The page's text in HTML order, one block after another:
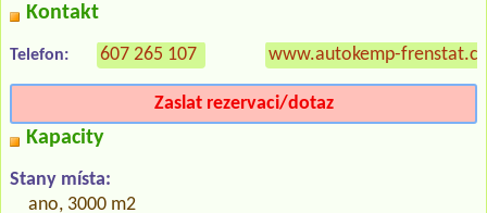
Kontakt
Telefon: 607 265 107 www.autokemp-frenstat.cz
Zaslat rezervaci/dotaz
Kapacity
Stany místa:
ano, 3000 m2